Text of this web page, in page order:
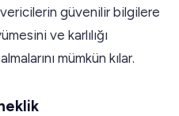
güvenilir bilgilere
ve karlılığı
mümkün kılar.